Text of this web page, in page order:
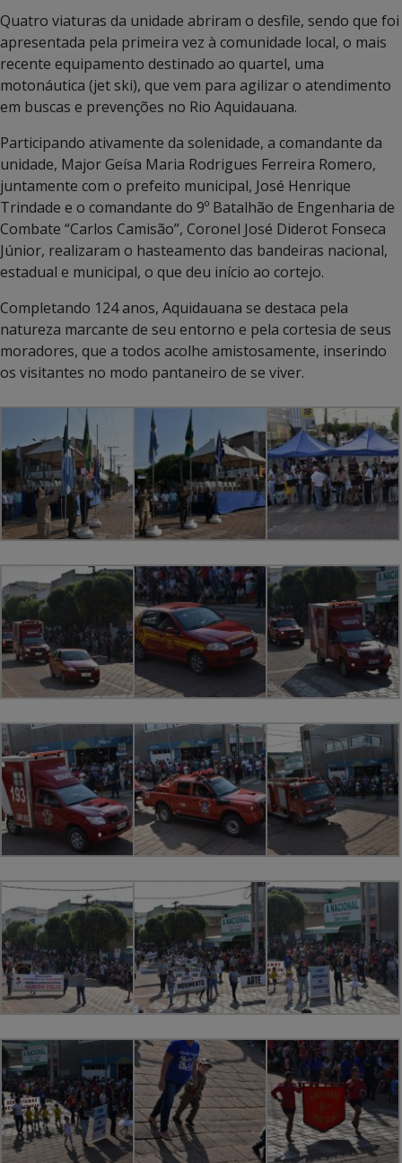
Quatro viaturas da unidade abriram o desfile, sendo que foi
apresentada pela primeira vez à comunidade local, o mais
recente equipamento destinado ao quartel, uma
motonáutica (jet ski), que vem para agilizar o atendimento
em buscas e prevenções no Rio Aquidauana.
Participando ativamente da solenidade, a comandante da
unidade, Major Geísa Maria Rodrigues Ferreira Romero,
juntamente com o prefeito municipal, José Henrique
Trindade e o comandante do 9º Batalhão de Engenharia de
Combate “Carlos Camisão”, Coronel José Diderot Fonseca
Júnior, realizaram o hasteamento das bandeiras nacional,
estadual e municipal, o que deu início ao cortejo.
Completando 124 anos, Aquidauana se destaca pela
natureza marcante de seu entorno e pela cortesia de seus
moradores, que a todos acolhe amistosamente, inserindo
os visitantes no modo pantaneiro de se viver.